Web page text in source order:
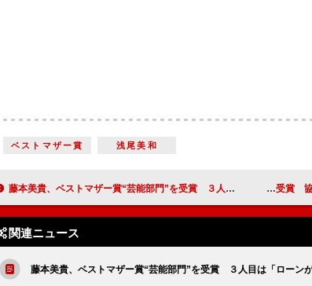
ベストマザー賞 浅尾美和
藤本美貴、ベストマザー賞“芸能部門”を受賞 ３人目は「ローンが終わってから」 滝沢眞規子、
関連ニュース
藤本美貴、ベストマザー賞“芸能部門”を受賞 ３人目は「ローンが